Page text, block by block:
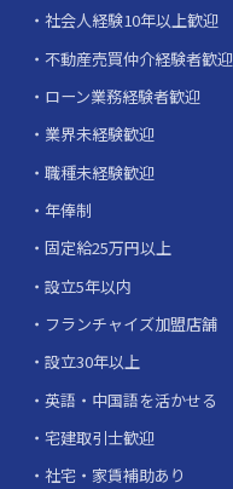
社会人経験10年以上歓迎
不動産売買仲介経験者歓迎
ローン業務経験者歓迎
業界未経験歓迎
職種未経験歓迎
年俸制
固定給25万円以上
設立5年以内
フランチャイズ加盟店舗
設立30年以上
英語・中国語を活かせる
宅建取引士歓迎
社宅・家賃補助あり